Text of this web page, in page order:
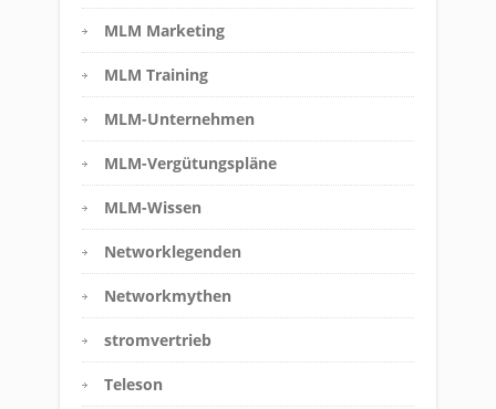
MLM Marketing
MLM Training
MLM-Unternehmen
MLM-Vergütungspläne
MLM-Wissen
Networklegenden
Networkmythen
stromvertrieb
Teleson